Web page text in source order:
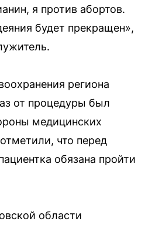
я против абортов.
будет прекращен»,
региона
от процедуры был
медицинских
что перед
обязана пройти
области